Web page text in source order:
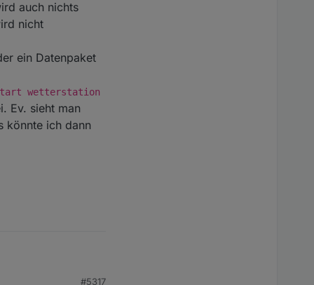
auch nichts
nicht
ein Datenpaket
wetterstation
Ev. sieht man
könnte ich dann
#5317